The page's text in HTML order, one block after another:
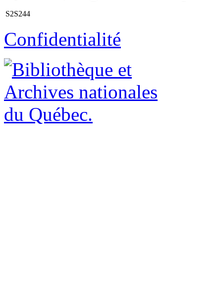
S2S244
Confidentialité